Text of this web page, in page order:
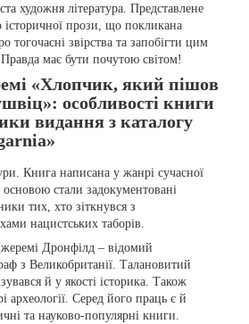
художня література. Представлене
історичної прози, що покликана
тогочасні звірства та запобігти цим
має бути почутою світом!
«Хлопчик, який пішов
особливості книги
видання з каталогу
Книга написана у жанрі сучасної
основою стали задокументовані
тих, хто зіткнувся з
нацистських таборів.
Дронфілд – відомий
з Великобританії. Талановитий
й у якості історика. Також
археології. Серед його праць є й
та науково-популярні книги.